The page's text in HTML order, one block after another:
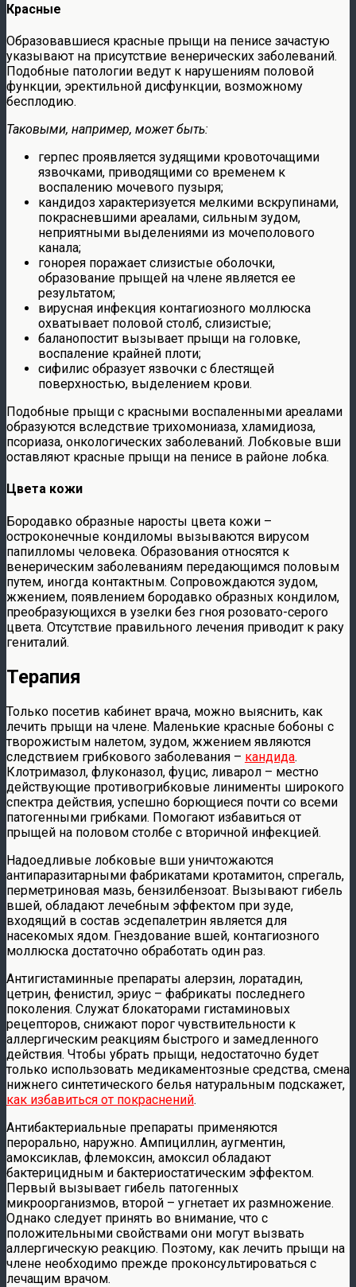
Красные
Образовавшиеся красные прыщи на пенисе зачастую
указывают на присутствие венерических заболеваний.
Подобные патологии ведут к нарушениям половой
функции, эректильной дисфункции, возможному
бесплодию.
Таковыми, например, может быть:
герпес проявляется зудящими кровоточащими
язвочками, приводящими со временем к
воспалению мочевого пузыря;
кандидоз характеризуется мелкими вскрупинами,
покрасневшими ареалами, сильным зудом,
неприятными выделениями из мочеполового
канала;
гонорея поражает слизистые оболочки,
образование прыщей на члене является ее
результатом;
вирусная инфекция контагиозного моллюска
охватывает половой столб, слизистые;
баланопостит вызывает прыщи на головке,
воспаление крайней плоти;
сифилис образует язвочки с блестящей
поверхностью, выделением крови.
Подобные прыщи с красными воспаленными ареалами
образуются вследствие трихомониаза, хламидиоза,
псориаза, онкологических заболеваний. Лобковые вши
оставляют красные прыщи на пенисе в районе лобка.
Цвета кожи
Бородавко образные наросты цвета кожи –
остроконечные кондиломы вызываются вирусом
папилломы человека. Образования относятся к
венерическим заболеваниям передающимся половым
путем, иногда контактным. Сопровождаются зудом,
жжением, появлением бородавко образных кондилом,
преобразующихся в узелки без гноя розовато-серого
цвета. Отсутствие правильного лечения приводит к раку
гениталий.
Терапия
Только посетив кабинет врача, можно выяснить, как
лечить прыщи на члене. Маленькие красные бобоны с
творожистым налетом, зудом, жжением являются
следствием грибкового заболевания – кандида.
Клотримазол, флуконазол, фуцис, ливарол – местно
действующие противогрибковые линименты широкого
спектра действия, успешно борющиеся почти со всеми
патогенными грибками. Помогают избавиться от
прыщей на половом столбе с вторичной инфекцией.
Надоедливые лобковые вши уничтожаются
антипаразитарными фабрикатами кротамитон, спрегаль,
перметриновая мазь, бензилбензоат. Вызывают гибель
вшей, обладают лечебным эффектом при зуде,
входящий в состав эсдепалетрин является для
насекомых ядом. Гнездование вшей, контагиозного
моллюска достаточно обработать один раз.
Антигистаминные препараты алерзин, лоратадин,
цетрин, фенистил, эриус – фабрикаты последнего
поколения. Служат блокаторами гистаминовых
рецепторов, снижают порог чувствительности к
аллергическим реакциям быстрого и замедленного
действия. Чтобы убрать прыщи, недостаточно будет
только использовать медикаментозные средства, смена
нижнего синтетического белья натуральным подскажет,
как избавиться от покраснений.
Антибактериальные препараты применяются
перорально, наружно. Ампициллин, аугментин,
амоксиклав, флемоксин, амоксил обладают
бактерицидным и бактериостатическим эффектом.
Первый вызывает гибель патогенных
микроорганизмов, второй – угнетает их размножение.
Однако следует принять во внимание, что с
положительными свойствами они могут вызвать
аллергическую реакцию. Поэтому, как лечить прыщи на
члене необходимо прежде проконсультироваться с
лечащим врачом.